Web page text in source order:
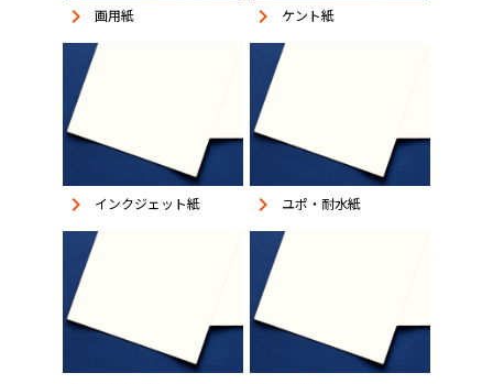
keyboard_arrow_right 画用紙 keyboard_arrow_right ケント紙
keyboard_arrow_right インクジェット紙 keyboard_arrow_right ユポ・耐水紙